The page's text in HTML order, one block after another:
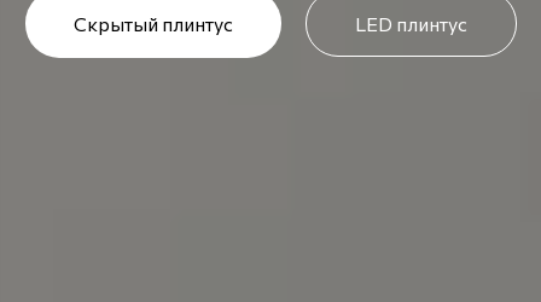
Скрытый плинтус LED плинтус